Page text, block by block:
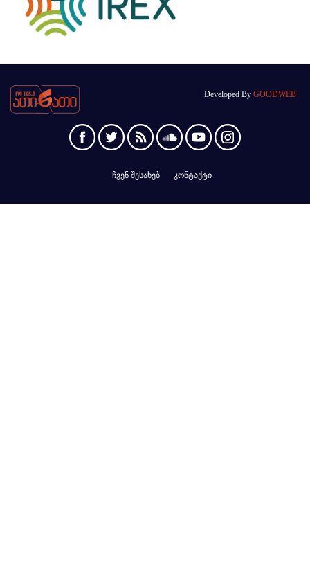
Developed By GOODWEB
ჩვენ შესახებ კონტაქტი